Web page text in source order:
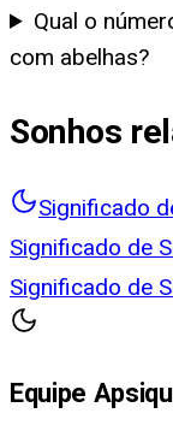
Qual o
com abelhas?
Sonhos
Significado
Significado de
Significado de
Equipe